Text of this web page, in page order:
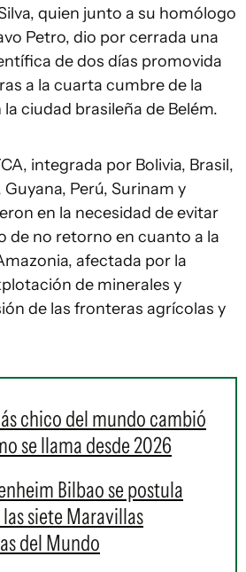
quien junto a su homólogo
Petro, dio por cerrada una
de dos días promovida
a la cuarta cumbre de la
ciudad brasileña de Belém.
integrada por Bolivia, Brasil,
Perú, Surinam y
en la necesidad de evitar
de no retorno en cuanto a la
afectada por la
de minerales y
de las fronteras agrícolas y
chico del mundo cambió
se llama desde 2026
Bilbao se postula
siete Maravillas
del Mundo